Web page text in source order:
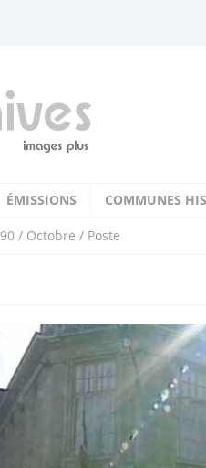
ÉMISSIONS COMMUNES
/ Octobre / Poste